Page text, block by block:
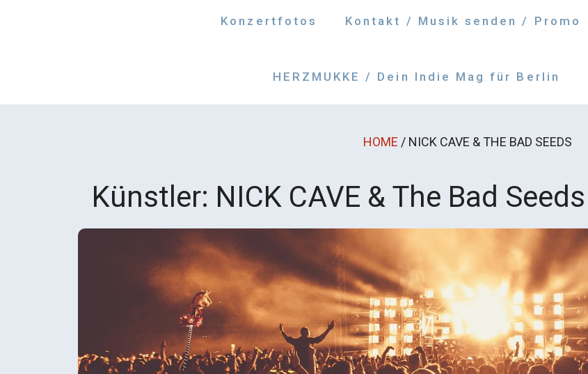
Konzertfotos Kontakt / Musik senden / Promo
HERZMUKKE / Dein Indie Mag für Berlin
HOME / NICK CAVE & THE BAD SEEDS
Künstler: NICK CAVE & The Bad Seeds